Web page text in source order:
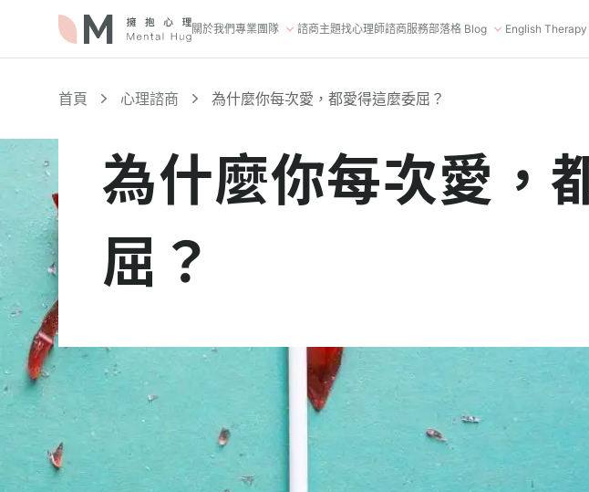
關於我們專業團隊 諮商主題找心理師諮商服務部落格 Blog English Therapy
首頁 心理諮商 為什麼你每次愛，都愛得這麼委屈？
為什麼你每次愛，
屈？